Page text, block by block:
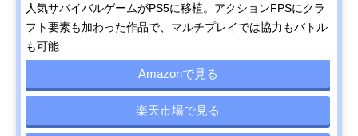
人気サバイバルゲームがPS5に移植。アクションFPSにクラ
フト要素も加わった作品で、マルチプレイでは協力もバトル
も可能
Amazonで見る
楽天市場で見る